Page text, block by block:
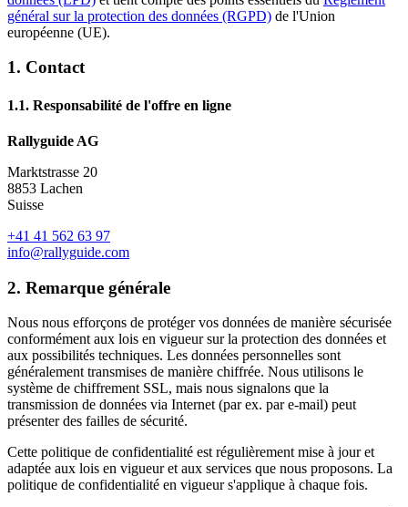
général sur la protection des données (RGPD) de l'Union
européenne (UE).
1. Contact
1.1. Responsabilité de l'offre en ligne
Rallyguide AG
Marktstrasse 20
8853 Lachen
Suisse
+41 41 562 63 97
info@rallyguide.com
2. Remarque générale
Nous nous efforçons de protéger vos données de manière sécurisée
conformément aux lois en vigueur sur la protection des données et
aux possibilités techniques. Les données personnelles sont
généralement transmises de manière chiffrée. Nous utilisons le
système de chiffrement SSL, mais nous signalons que la
transmission de données via Internet (par ex. par e-mail) peut
présenter des failles de sécurité.
Cette politique de confidentialité est régulièrement mise à jour et
adaptée aux lois en vigueur et aux services que nous proposons. La
politique de confidentialité en vigueur s'applique à chaque fois.